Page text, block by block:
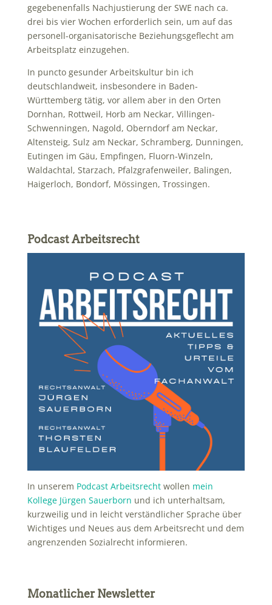
gegebenenfalls Nachjustierung der SWE nach ca.
drei bis vier Wochen erforderlich sein, um auf das
personell-organisatorische Beziehungsgeflecht am
Arbeitsplatz einzugehen.
In puncto gesunder Arbeitskultur bin ich
deutschlandweit, insbesondere in Baden-
Württemberg tätig, vor allem aber in den Orten
Dornhan, Rottweil, Horb am Neckar, Villingen-
Schwenningen, Nagold, Oberndorf am Neckar,
Altensteig, Sulz am Neckar, Schramberg, Dunningen,
Eutingen im Gäu, Empfingen, Fluorn-Winzeln,
Waldachtal, Starzach, Pfalzgrafenweiler, Balingen,
Haigerloch, Bondorf, Mössingen, Trossingen.
Podcast Arbeitsrecht
In unserem Podcast Arbeitsrechtwollen mein
Kollege Jürgen Sauerborn und ich unterhaltsam,
kurzweilig und in leicht verständlicher Sprache über
Wichtiges und Neues aus dem Arbeitsrecht und dem
angrenzenden Sozialrecht informieren.
Monatlicher Newsletter